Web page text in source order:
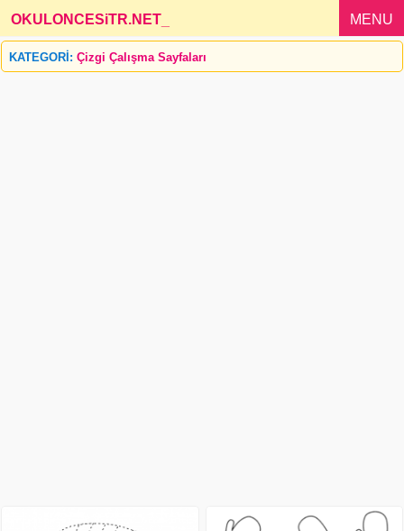
OKULONCESiTR.NET MENU
KATEGORİ: Çizgi Çalışma Sayfaları